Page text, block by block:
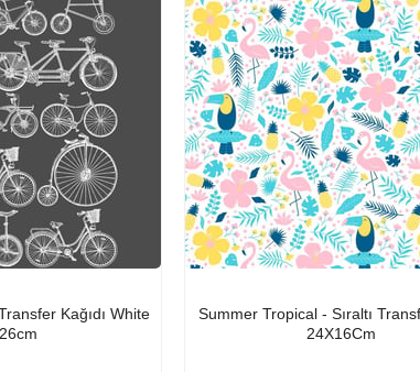
Kağıdı White
Summer Tropical - Sıraltı
24X16Cm